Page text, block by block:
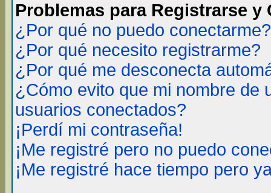
Problemas para Registrarse y
¿Por qué no puedo conectarme?
¿Por qué necesito registrarme?
¿Por qué me desconecta
¿Cómo evito que mi nombre de
usuarios conectados?
¡Perdí mi contraseña!
¡Me registré pero no puedo
¡Me registré hace tiempo pero